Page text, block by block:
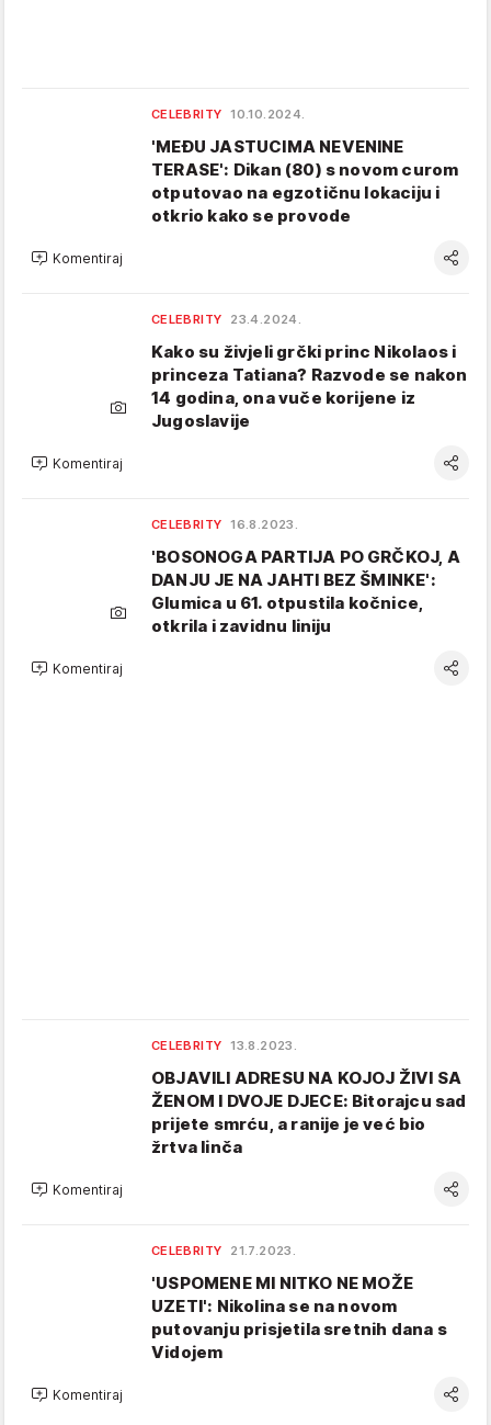
CELEBRITY 10.10.2024.
'MEĐU JASTUCIMA NEVENINE
TERASE': Dikan (80) s novom curom
otputovao na egzotičnu lokaciju i
otkrio kako se provode
Komentiraj
CELEBRITY 23.4.2024.
Kako su živjeli grčki princ Nikolaos i
princeza Tatiana? Razvode se nakon
14 godina, ona vuče korijene iz
Jugoslavije
Komentiraj
CELEBRITY 16.8.2023.
'BOSONOGA PARTIJA PO GRČKOJ, A
DANJU JE NA JAHTI BEZ ŠMINKE':
Glumica u 61. otpustila kočnice,
otkrila i zavidnu liniju
Komentiraj
CELEBRITY 13.8.2023.
OBJAVILI ADRESU NA KOJOJ ŽIVI SA
ŽENOM I DVOJE DJECE: Bitorajcu sad
prijete smrću, a ranije je već bio
žrtva linča
Komentiraj
CELEBRITY 21.7.2023.
'USPOMENE MI NITKO NE MOŽE
UZETI': Nikolina se na novom
putovanju prisjetila sretnih dana s
Vidojem
Komentiraj